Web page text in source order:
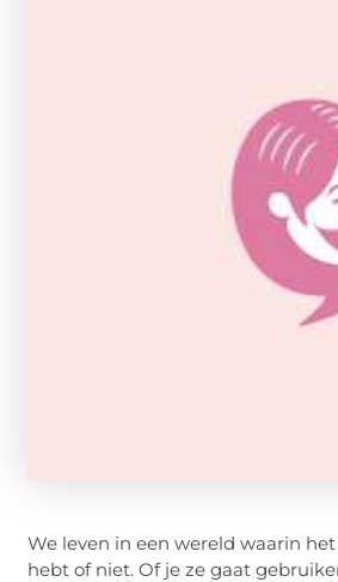
We leven in een wereld waarin
hebt of niet. Of je ze gaat